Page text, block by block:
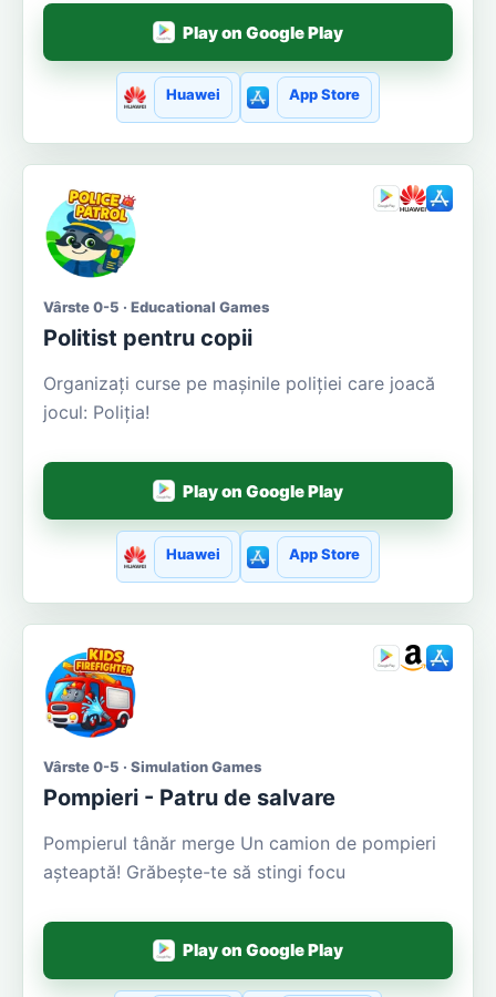
Play on Google Play
Huawei App Store
Vârste 0-5 · Educational Games
Politist pentru copii
Organizați curse pe mașinile poliției care joacă
jocul: Poliția!
Play on Google Play
Huawei App Store
Vârste 0-5 · Simulation Games
Pompieri - Patru de salvare
Pompierul tânăr merge Un camion de pompieri
așteaptă! Grăbește-te să stingi focu
Play on Google Play